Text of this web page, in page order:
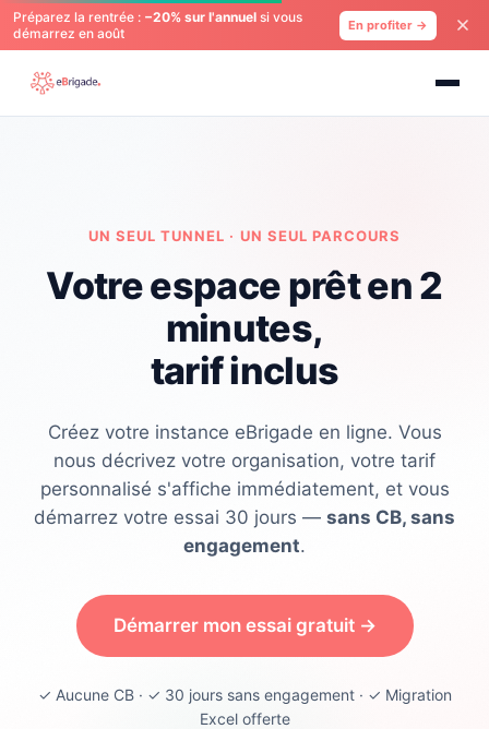
Préparez la rentrée : −20% sur l'annuel si vous
démarrez en août
En profiter →
UN SEUL TUNNEL · UN SEUL PARCOURS
Votre espace prêt en 2
minutes,
tarif inclus
Créez votre instance eBrigade en ligne. Vous
nous décrivez votre organisation, votre tarif
personnalisé s'affiche immédiatement, et vous
démarrez votre essai 30 jours — sans CB, sans
engagement.
Démarrer mon essai gratuit →
✓ Aucune CB · ✓ 30 jours sans engagement · ✓ Migration
Excel offerte